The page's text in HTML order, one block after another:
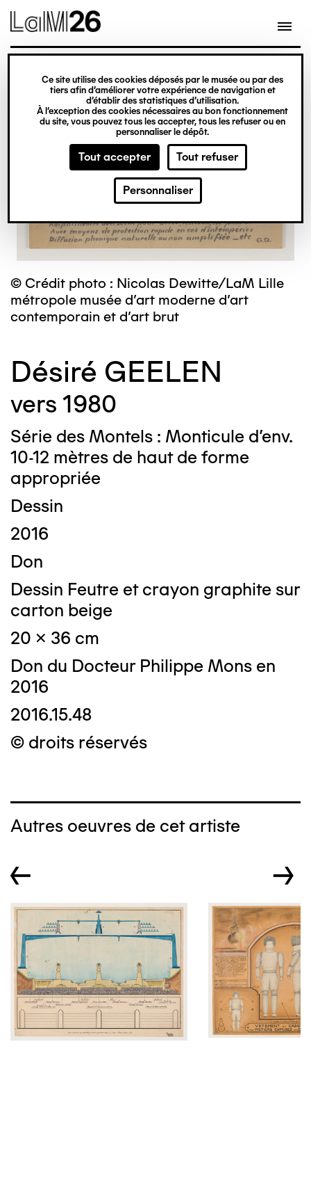
Gestion des cookies
Ce site utilise des cookies déposés par le musée ou par des
tiers afin d’améliorer votre expérience de navigation et
d’établir des statistiques d’utilisation.
À l’exception des cookies nécessaires au bon fonctionnement
du site, vous pouvez tous les accepter, tous les refuser ou en
personnaliser le dépôt.
Tout accepter Tout refuser
Personnaliser
contenu
© Crédit photo : Nicolas Dewitte/LaM Lille
métropole musée d’art moderne d’art
contemporain et d’art brut
Désiré GEELEN
vers 1980
Série des Montels : Monticule d’env.
10-12 mètres de haut de forme
appropriée
Dessin
2016
Don
Dessin Feutre et crayon graphite sur
carton beige
20 x 36 cm
Don du Docteur Philippe Mons en
2016
2016.15.48
© droits réservés
Autres oeuvres de cet artiste
← →